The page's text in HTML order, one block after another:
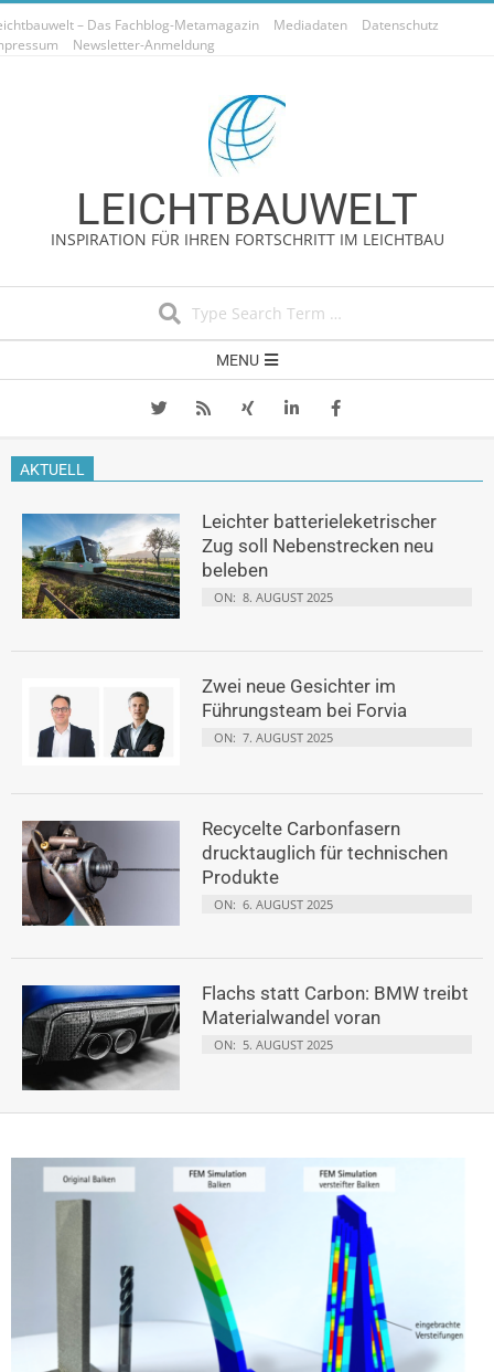
Skip
to
– Das Fachblog-Metamagazin Mediadaten
Datenschutz
Newsletter-Anmeldung
LEICHTBAUWELT
INSPIRATION FÜR IHREN FORTSCHRITT IM LEICHTBAU
Navigation
MENU
AKTUELL
Leichter batterieleketrischer
Zug soll Nebenstrecken neu
beleben
ON: 8. AUGUST 2025
Zwei neue Gesichter im
Führungsteam bei Forvia
ON: 7. AUGUST 2025
Recycelte Carbonfasern
drucktauglich für technischen
Produkte
ON: 6. AUGUST 2025
Flachs statt Carbon: BMW treibt
Materialwandel voran
ON: 5. AUGUST 2025